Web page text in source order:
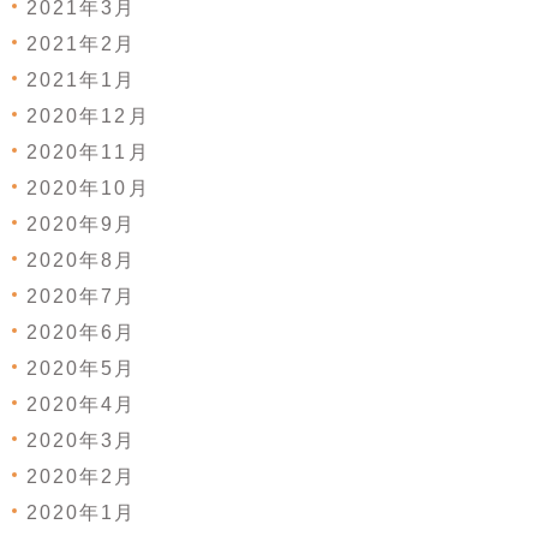
2021年3月
2021年2月
2021年1月
2020年12月
2020年11月
2020年10月
2020年9月
2020年8月
2020年7月
2020年6月
2020年5月
2020年4月
2020年3月
2020年2月
2020年1月